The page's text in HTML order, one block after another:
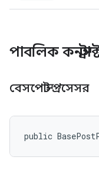
পাবলিক
বেসপোস্ট প্রসেসর
public